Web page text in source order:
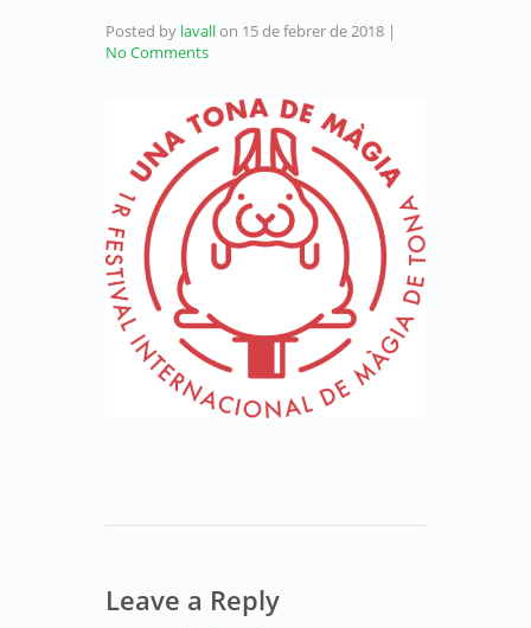
Posted by lavallon 15 de febrer de 2018 |
No Comments
Leave a Reply